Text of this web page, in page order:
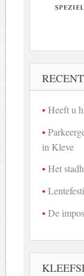
Heeft u
in Kleve
Het
De